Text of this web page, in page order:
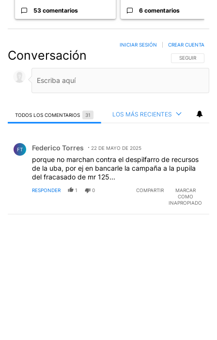
53 comentarios 6 comentarios
Conversación SIGA ESTA
SEGUIR
INICIAR SESIÓN CREAR CUENTA
TODOS LOS COMENTARIOS 31 LOS MÁS RECIENTES
FT Federico Torres 22 DE MAYO DE 2025
porque no marchan contra el despilfarro de recursos
de la uba, por ej en bancarle la campaña a la pupila
del fracasado de mr 125...
RESPONDER 1 0 COMPARTIR
MARCAR
COMO
INAPROPIADO